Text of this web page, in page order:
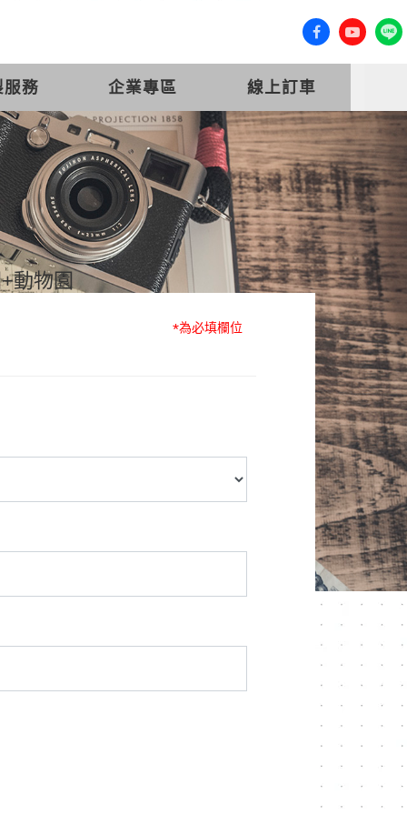
服務 企業專區 線上訂車
*為必填欄位
動物園